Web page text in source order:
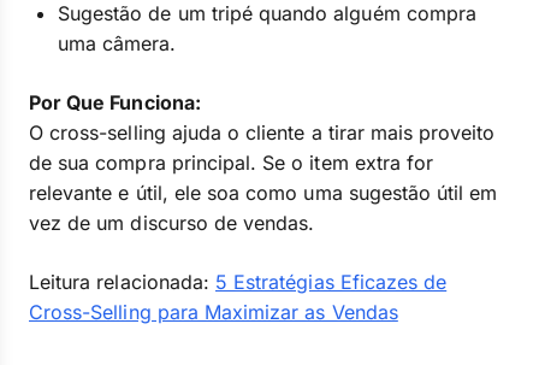
Sugestão de um tripé quando alguém compra
uma câmera.
Por Que Funciona:
O cross-selling ajuda o cliente a tirar mais proveito
de sua compra principal. Se o item extra for
relevante e útil, ele soa como uma sugestão útil em
vez de um discurso de vendas.
Leitura relacionada: 5 Estratégias Eficazes de
Cross-Selling para Maximizar as Vendas